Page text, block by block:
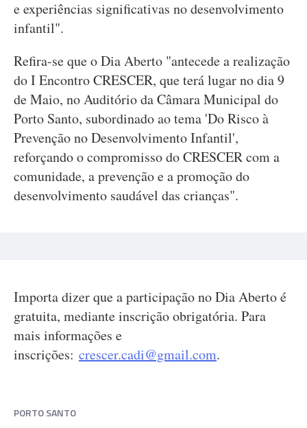
e experiências significativas no desenvolvimento
infantil".
Refira-se que o Dia Aberto "antecede a realização
do I Encontro CRESCER, que terá lugar no dia 9
de Maio, no Auditório da Câmara Municipal do
Porto Santo, subordinado ao tema 'Do Risco à
Prevenção no Desenvolvimento Infantil',
reforçando o compromisso do CRESCER com a
comunidade, a prevenção e a promoção do
desenvolvimento saudável das crianças".
Importa dizer que a participação no Dia Aberto é
gratuita, mediante inscrição obrigatória. Para
mais informações e
inscrições: crescer.cadi@gmail.com.
PORTO SANTO